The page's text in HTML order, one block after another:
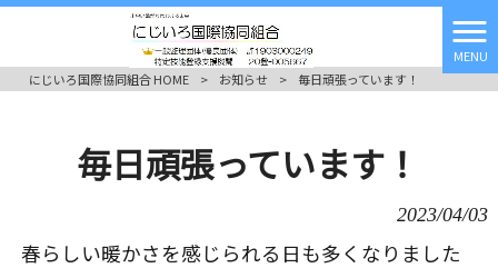
MENU
にじいろ国際協同組合 HOME
> お知らせ > 毎日頑張っています！
毎日頑張っています！
2023/04/03
春らしい暖かさを感じられる日も多くなりました